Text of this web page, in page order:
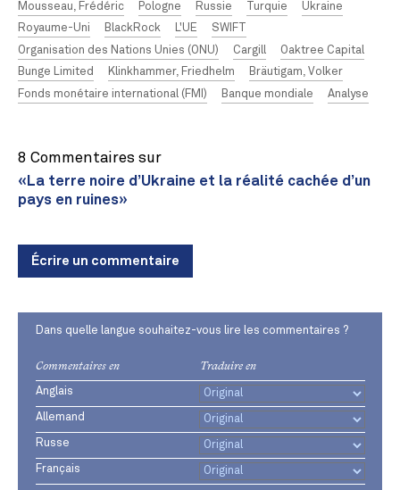
Mousseau, Frédéric
Pologne Russie Turquie
Ukraine
Royaume-Uni
BlackRock L'UE
SWIFT
Organisation des Nations Unies (ONU)
Cargill
Oaktree Capital
Bunge Limited
Klinkhammer, Friedhelm
Bräutigam, Volker
Fonds monétaire international (FMI)
Banque mondiale Analyse
8 Commentaires sur
«La terre noire d’Ukraine et la réalité cachée d’un
pays en ruines»
Écrire un commentaire
Dans quelle langue souhaitez-vous lire les commentaires ?
Commentaires en Traduire en
Anglais
Allemand
Russe
Français